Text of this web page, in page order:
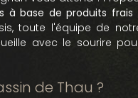
à base de produits frais
toute l'équipe de
avec le sourire
de Thau ?